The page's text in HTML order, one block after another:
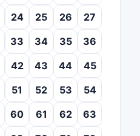
24 25 26
27
33 34 35
36
42 43 44
45
51 52 53
54
60 61 62
63